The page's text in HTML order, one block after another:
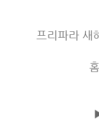
프리파라 새